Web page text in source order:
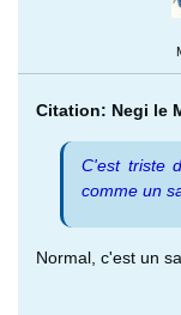
Citation: Negi le
C'est triste
comme un
Normal, c'est un